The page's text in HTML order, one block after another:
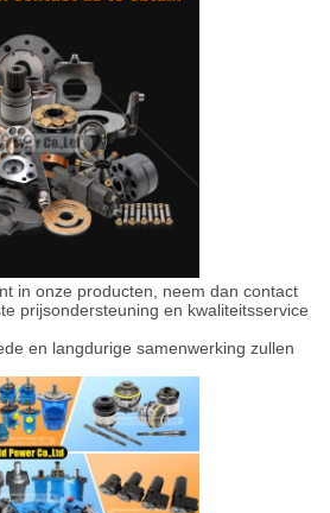
in onze producten, neem dan contact
prijsondersteuning en kwaliteitsservice
en langdurige samenwerking zullen